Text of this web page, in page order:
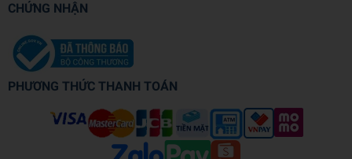
CHỨNG NHẬN
PHƯƠNG THỨC THANH TOÁN